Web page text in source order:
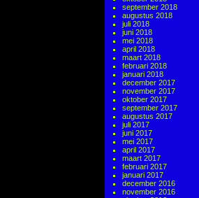
september 2018
augustus 2018
juli 2018
juni 2018
mei 2018
april 2018
maart 2018
februari 2018
januari 2018
december 2017
november 2017
oktober 2017
september 2017
augustus 2017
juli 2017
juni 2017
mei 2017
april 2017
maart 2017
februari 2017
januari 2017
december 2016
november 2016